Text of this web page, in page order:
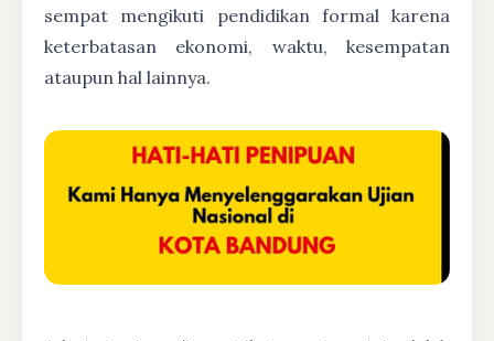
sempat mengikuti pendidikan formal karena
keterbatasan ekonomi, waktu, kesempatan
ataupun hal lainnya.